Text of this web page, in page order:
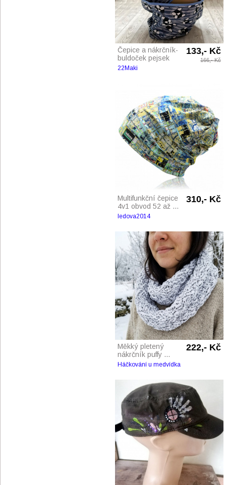
Čepice a nákrčník-
buldoček pejsek
133,- Kč
166,- Kč
22Maki
Multifunkční čepice
4v1 obvod 52 až ...
310,- Kč
ledova2014
Měkký pletený
nákrčník puffy ...
222,- Kč
Háčkování u medvídka